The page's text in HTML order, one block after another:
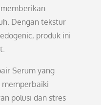
Dengan tekstur
produk ini
Serum yang
memperbaiki
polusi dan stres